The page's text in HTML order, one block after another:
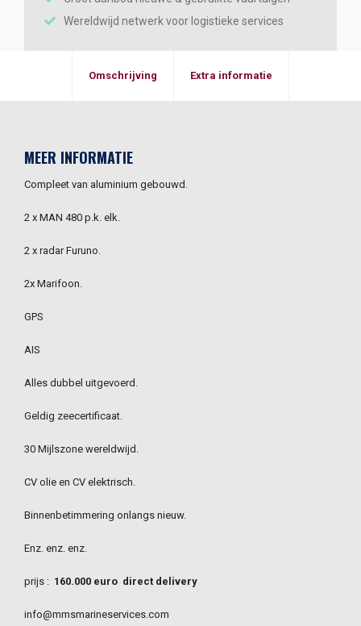
Wereldwijd netwerk voor logistieke services
Omschrijving Extra informatie
MEER INFORMATIE
Compleet van aluminium gebouwd.
2 x MAN 480 p.k. elk.
2 x radar Furuno.
2x Marifoon.
GPS
AIS
Alles dubbel uitgevoerd.
Geldig zeecertificaat.
30 Mijlszone wereldwijd.
CV olie en CV elektrisch.
Binnenbetimmering onlangs nieuw.
Enz. enz. enz.
prijs : 160.000 euro direct delivery
info@mmsmarineservices.com